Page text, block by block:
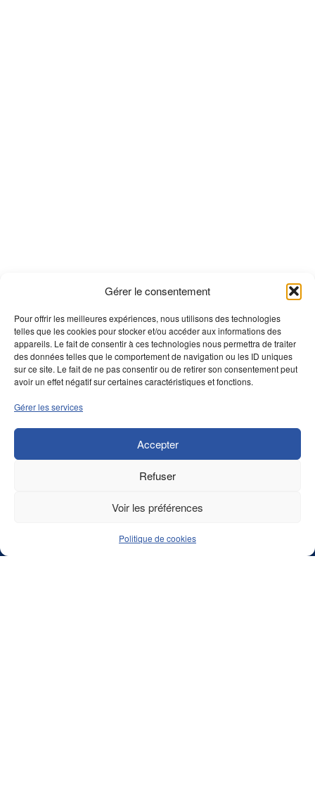
Gérer le consentement
Pour offrir les meilleures expériences, nous utilisons des technologies
telles que les cookies pour stocker et/ou accéder aux informations des
appareils. Le fait de consentir à ces technologies nous permettra de traiter
des données telles que le comportement de navigation ou les ID uniques
sur ce site. Le fait de ne pas consentir ou de retirer son consentement peut
avoir un effet négatif sur certaines caractéristiques et fonctions.
Gérer les services
Accepter
Refuser
Voir les préférences
Politique de cookies